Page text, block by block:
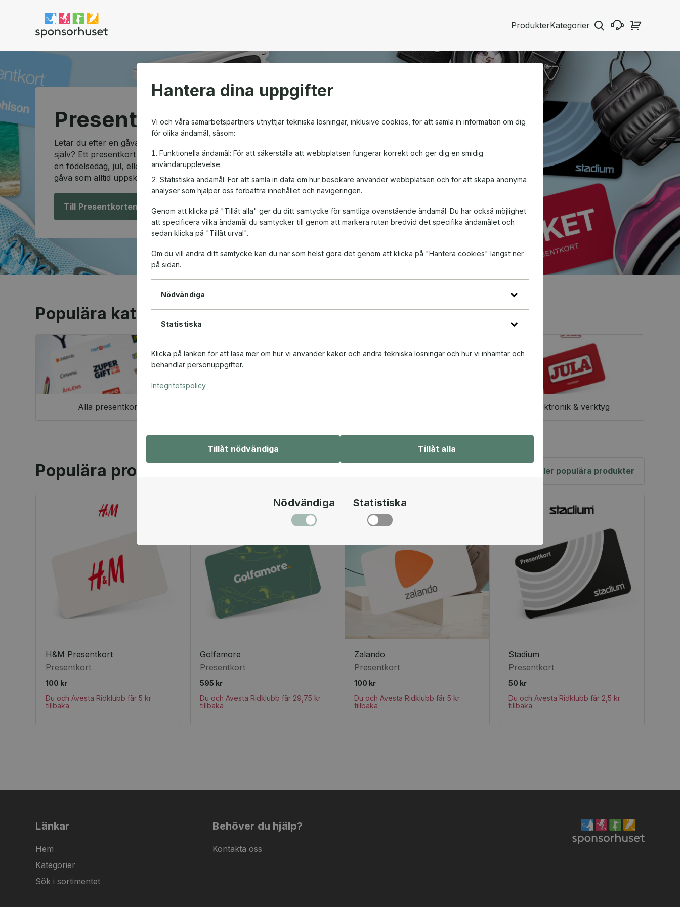
Hantera dina uppgifter
Vi och våra samarbetspartners utnyttjar tekniska lösningar, inklusive cookies, för att samla in information om dig
för olika ändamål, såsom:
Funktionella ändamål: För att säkerställa att webbplatsen fungerar korrekt och ger dig en smidig
användarupplevelse.
Statistiska ändamål: För att samla in data om hur besökare använder webbplatsen och för att skapa anonyma
analyser som hjälper oss förbättra innehållet och navigeringen.
Genom att klicka på "Tillåt alla" ger du ditt samtycke för samtliga ovanstående ändamål. Du har också möjlighet
att specificera vilka ändamål du samtycker till genom att markera rutan bredvid det specifika ändamålet och
sedan klicka på "Tillåt urval".
Om du vill ändra ditt samtycke kan du när som helst göra det genom att klicka på "Hantera cookies" längst ner
på sidan.
Nödvändiga
Statistiska
Klicka på länken för att läsa mer om hur vi använder kakor och andra tekniska lösningar och hur vi inhämtar och
behandlar personuppgifter.
Integritetspolicy
Tillåt nödvändiga Tillåt alla
Nödvändiga Statistiska
ProdukterKategorier
Sponsorhuset shop
Presentkortsshopen
Letar du efter en gåva som passar alla och som ger friheten att välja
själv? Ett presentkort är den perfekta lösningen! Oavsett om det är till
en födelsedag, jul, eller en speciell anledning, är ett presentkort en
gåva som alltid uppskattas.
Till Presentkorten!
Populära kategorier
Alla presentkort Elektronik & verktyg
Populära produkter Fler populära produkter
H&M Presentkort
Presentkort
100 kr
Du och Avesta Ridklubb får 5 kr
tillbaka
Golfamore
Presentkort
595 kr
Du och Avesta Ridklubb får 29,75 kr
tillbaka
Zalando
Presentkort
100 kr
Du och Avesta Ridklubb får 5 kr
tillbaka
Stadium
Presentkort
50 kr
Du och Avesta Ridklubb får 2,5 kr
tillbaka
Länkar
Hem
Kategorier
Sök i sortimentet
Behöver du hjälp?
Kontakta oss